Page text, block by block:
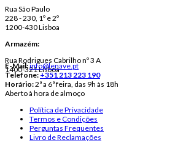
Rua São Paulo
228 - 230, 1º e 2º
1200-430 Lisboa
Armazém:
Rua Rodrigues Cabrilho nº 3 A
1400-321 Lisboa
E-Mail:info@lenave.pt
Telefone:+351 213 223 190
Horário:2ª a 6ª feira, das 9h às 18h
Aberto à hora de almoço
Política de Privacidade
Termos e Condições
Perguntas Frequentes
Livro de Reclamações